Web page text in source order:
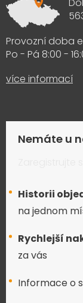
Provozní doba
Po - Pá 8:00 -
více informací
Nemáte u
Historii
na jednom
Rychlejší
za vás
Informace o